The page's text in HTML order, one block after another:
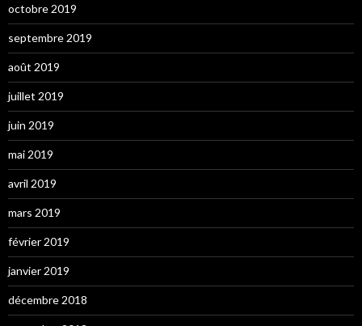
octobre 2019
septembre 2019
août 2019
juillet 2019
juin 2019
mai 2019
avril 2019
mars 2019
février 2019
janvier 2019
décembre 2018